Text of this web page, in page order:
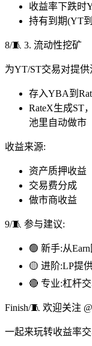
收益率下跌时
持有到期(YT
8/🧵 3. 流动性挖矿
为YT/ST交易对提供
存入YBA到
RateX生成ST
池里自动做市
收益来源:
资产质押收益
交易费分成
做市商收益
9/🧵 参与建议:
🟢 新手:从
🟡 进阶:LP提
🔴 专业:杠杆
Finish/🧵 欢迎关注
一起来玩转收益率